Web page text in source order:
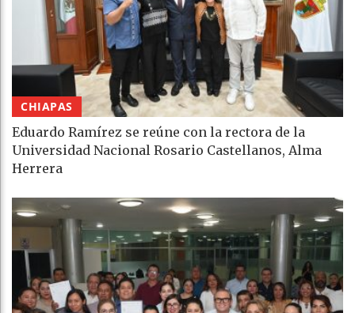
CHIAPAS
Eduardo Ramírez se reúne con la rectora de la
Universidad Nacional Rosario Castellanos, Alma
Herrera